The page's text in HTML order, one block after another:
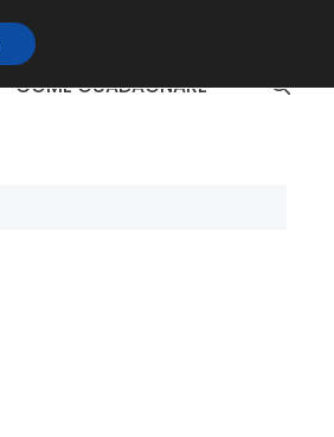
COME GUADAGNARE